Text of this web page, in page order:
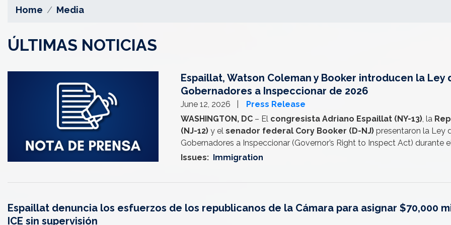
Home Media
ÚLTIMAS NOTICIAS
Espaillat, Watson Coleman y Booker introducen la Ley
Gobernadores a Inspeccionar de 2026
June 12, 2026
Press Release
WASHINGTON, DC – El congresista Adriano Espaillat (NY-13), la
(NJ-12) y el senador federal Cory Booker (D-NJ) presentaron la Ley
Gobernadores a Inspeccionar (Governor’s Right to Inspect Act) durante
Issues: Immigration
Espaillat denuncia los esfuerzos de los republicanos de la Cámara para asignar $70,000
ICE sin supervisión